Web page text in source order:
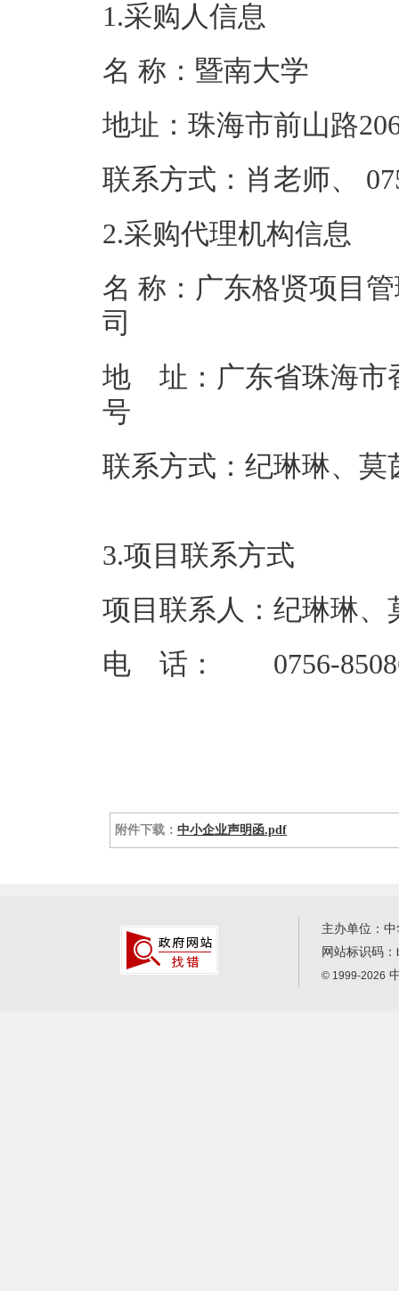
1.采购人信息
名 称：暨南
地址：珠海
联系方式：肖老
2.采购代理机构信息
名 称：广东格贤项目
地 址：广东省珠海市
联系方式：纪琳琳、莫
3.项目联系方式
项目联系人：纪琳琳、
电 话： 0756-
附件下载： 中小企业声明函.pdf
主办单位：
网站标识码：
© 1999-2026